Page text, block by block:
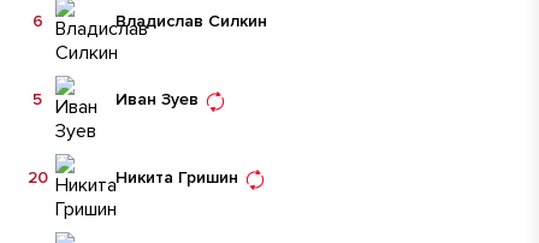
Владислав Силкин
6
Иван Зуев
5
Никита Гришин
20